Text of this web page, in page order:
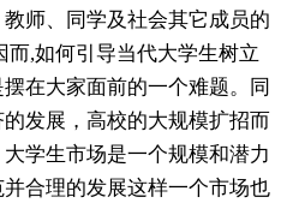
师、同学及社会其它成员的
,如何引导当代大学生树立
在大家面前的一个难题。同
发展，高校的大规模扩招而
学生市场是一个规模和潜力
合理的发展这样一个市场也